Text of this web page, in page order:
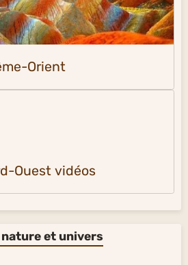
Orient
Ouest vidéos
et univers